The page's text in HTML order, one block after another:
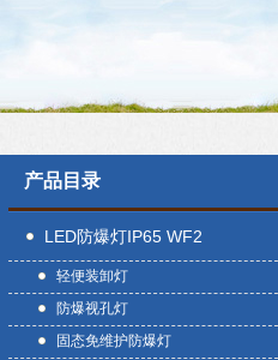
产品目录
LED防爆灯IP65 WF2
轻便装卸灯
防爆视孔灯
固态免维护防爆灯